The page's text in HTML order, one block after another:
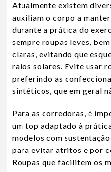
Atualmente existem
auxiliam o corpo a
durante a prática do
sempre roupas leves,
claras, evitando que
raios solares. Evite usar
preferindo as
sintéticos, que em geral
Para as corredoras, é
um top adaptado à
modelos com
para evitar atritos e por
Roupas que facilitem os